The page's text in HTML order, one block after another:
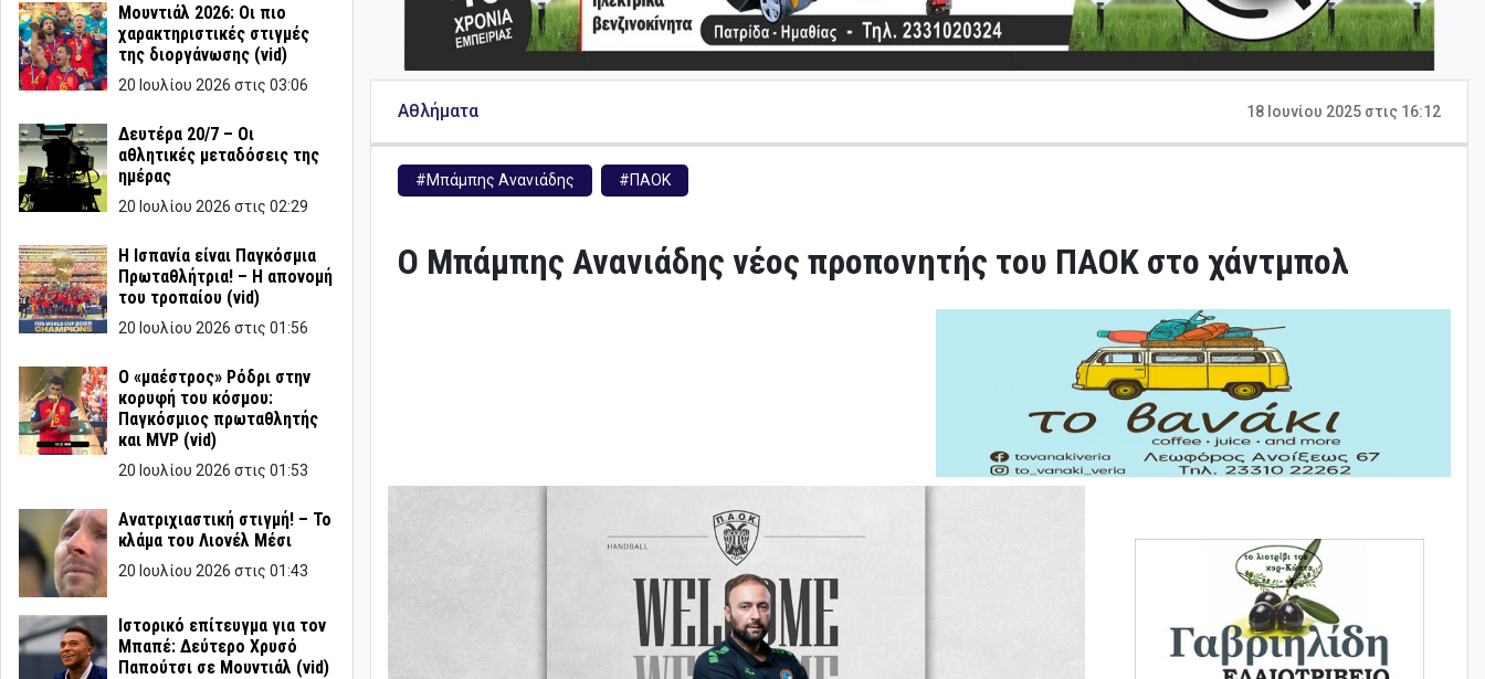
Μουντιάλ 2026: Οι πιο
χαρακτηριστικές στιγμές
της διοργάνωσης (vid)
20 Ιουλίου 2026 στις 03:06
Δευτέρα 20/7 – Οι
αθλητικές μεταδόσεις της
ημέρας
20 Ιουλίου 2026 στις 02:29
Η Ισπανία είναι Παγκόσμια
Πρωταθλήτρια! – Η απονομή
του τροπαίου (vid)
20 Ιουλίου 2026 στις 01:56
Ο «μαέστρος» Ρόδρι στην
κορυφή του κόσμου:
Παγκόσμιος πρωταθλητής
και MVP (vid)
20 Ιουλίου 2026 στις 01:53
Ανατριχιαστική στιγμή! – Το
κλάμα του Λιονέλ Μέσι
20 Ιουλίου 2026 στις 01:43
Ιστορικό επίτευγμα για τον
Μπαπέ: Δεύτερο Χρυσό
Παπούτσι σε Μουντιάλ (vid)
Αθλήματα 18 Ιουνίου 2025 στις 16:12
#Μπάμπης Ανανιάδης #ΠΑΟΚ
Ο Μπάμπης Ανανιάδης νέος προπονητής του ΠΑΟΚ στο χάντμπολ